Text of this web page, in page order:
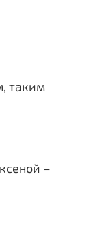
таким
–